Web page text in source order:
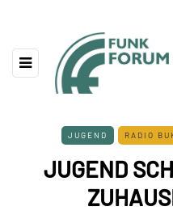
JUGEND RADIO
JUGEND